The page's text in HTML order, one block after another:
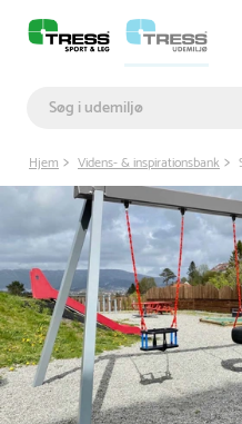
Hjem Videns- & inspirationsbank